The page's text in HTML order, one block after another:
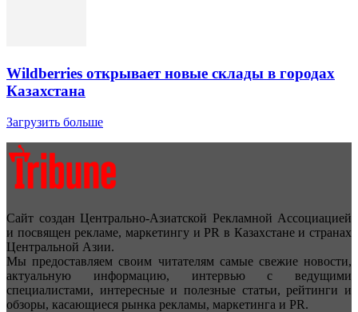
Wildberries открывает новые склады в городах
Казахстана
Загрузить больше
Сайт создан Центрально-Азиатской Рекламной Ассоциацией
и посвящен рекламе, маркетингу и PR в Казахстане и странах
Центральной Азии.
Мы предоставляем своим читателям самые свежие новости,
актуальную информацию, интервью с ведущими
специалистами, интересные и полезные статьи, рейтинги и
обзоры, касающиеся рынка рекламы, маркетинга и PR.